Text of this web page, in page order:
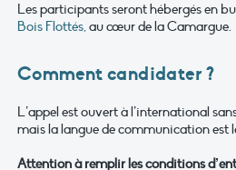
Les participants seront hébergés en
Bois Flottés,au cœur de la Camargue.
Comment candidater ?
L’appel est ouvert à l’international
mais la langue de communication est
Attention à remplir les conditions